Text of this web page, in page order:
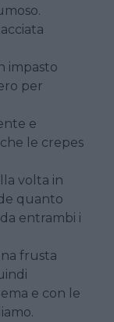
impasto
per
e
le crepes
volta in
quanto
entrambi i
frusta
e con le